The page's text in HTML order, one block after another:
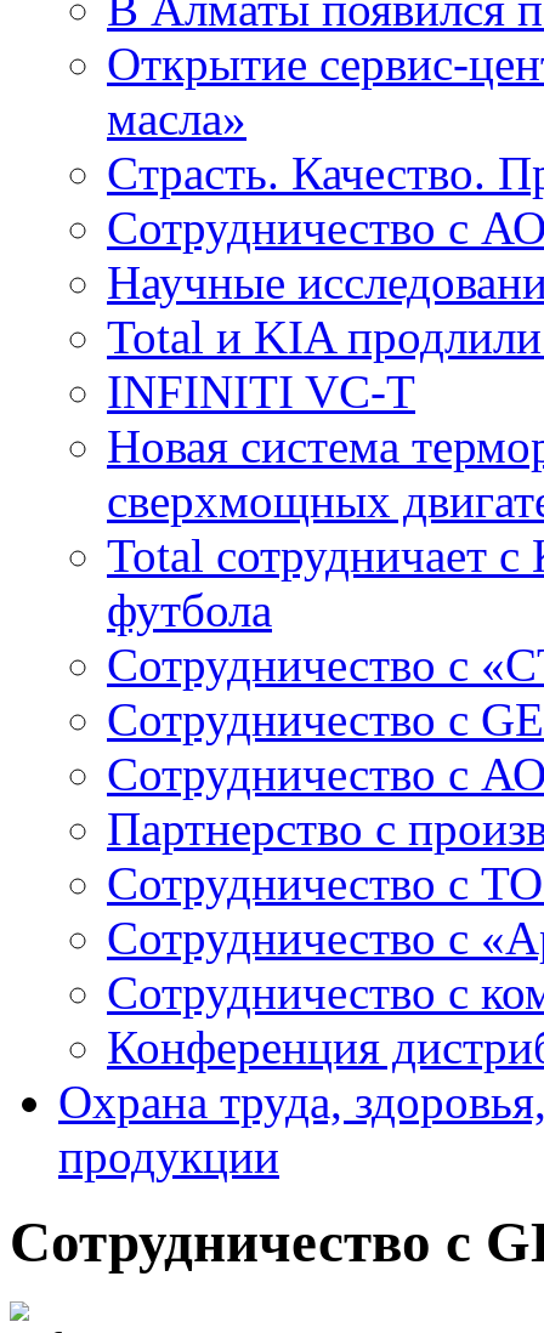
Открытие сервис-
масла»
Cтрасть. Качество.
Сотрудничество с
Научные
Total и KIA продлили
INFINITI VC-T
Новая система
сверхмощных
Total сотрудничает
футбола
Сотрудничество с
Сотрудничество c
Сотрудничество с
Партнерство с
Сотрудничество с
Сотрудничество с
Сотрудничество с
Конференция
Охрана труда,
продукции
Сотрудничество с